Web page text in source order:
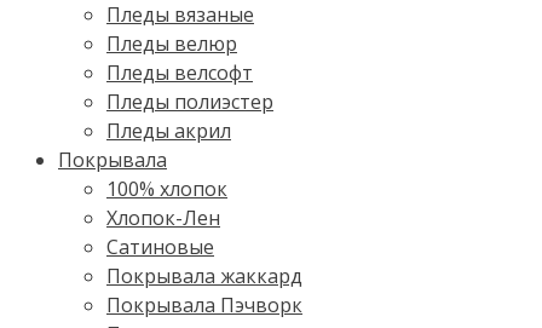
Пледы вязаные
Пледы велюр
Пледы велсофт
Пледы полиэстер
Пледы акрил
Покрывала
100% хлопок
Хлопок-Лен
Сатиновые
Покрывала жаккард
Покрывала Пэчворк